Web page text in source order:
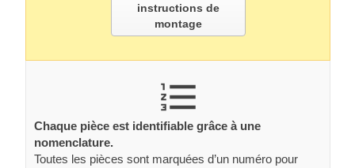
instructions de
montage
Chaque pièce est identifiable grâce à une
nomenclature.
Toutes les pièces sont marquées d’un numéro pour